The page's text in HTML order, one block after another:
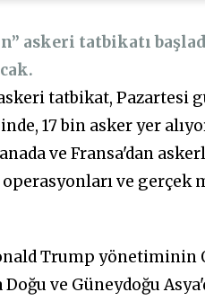
tatbikatı
tatbikat, Pazartesi
17 bin asker yer
ve Fransa'dan
ve gerçek
Trump yönetiminin
ve Güneydoğu